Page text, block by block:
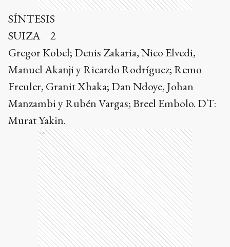
SÍNTESIS
SUIZA 2
Gregor Kobel; Denis Zakaria, Nico Elvedi,
Manuel Akanji y Ricardo Rodríguez; Remo
Freuler, Granit Xhaka; Dan Ndoye, Johan
Manzambi y Rubén Vargas; Breel Embolo. DT:
Murat Yakin.
Ads